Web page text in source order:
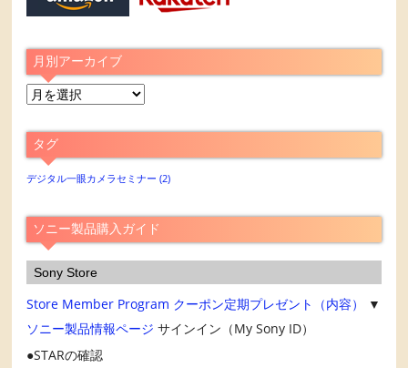
月別アーカイブ
月
ア
ー
カ
ブ
タグ
デジタル一眼カメラセミナー (2)
ソニー製品購入ガイド
Sony Store
Store Member Program クーポン定期プレゼント（内容）
▼
ソニー製品情報ページ サインイン（My Sony ID）
STARの確認